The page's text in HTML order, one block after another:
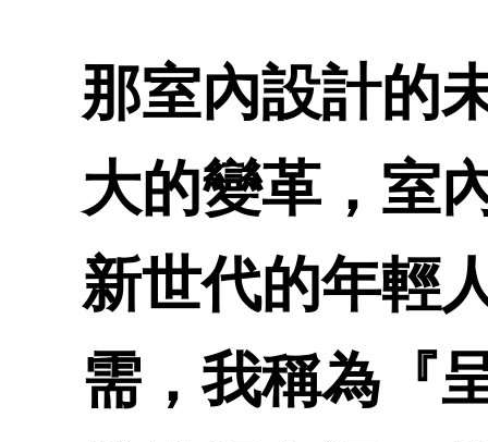
那室內設計的
大的變革，室
新世代的年輕
需，我稱為『